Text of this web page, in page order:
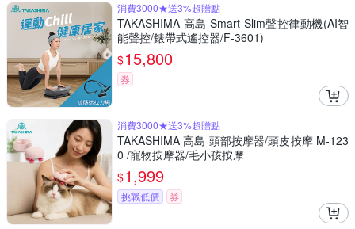
消費3000★送3%超贈點
TAKASHIMA 高島 Smart Slim聲控律動機(AI智
能聲控/錶帶式遙控器/F-3601)
$15,800
券
消費3000★送3%超贈點
TAKASHIMA 高島 頭部按摩器/頭皮按摩 M-123
0 /寵物按摩器/毛小孩按摩
$1,999
挑戰低價 券